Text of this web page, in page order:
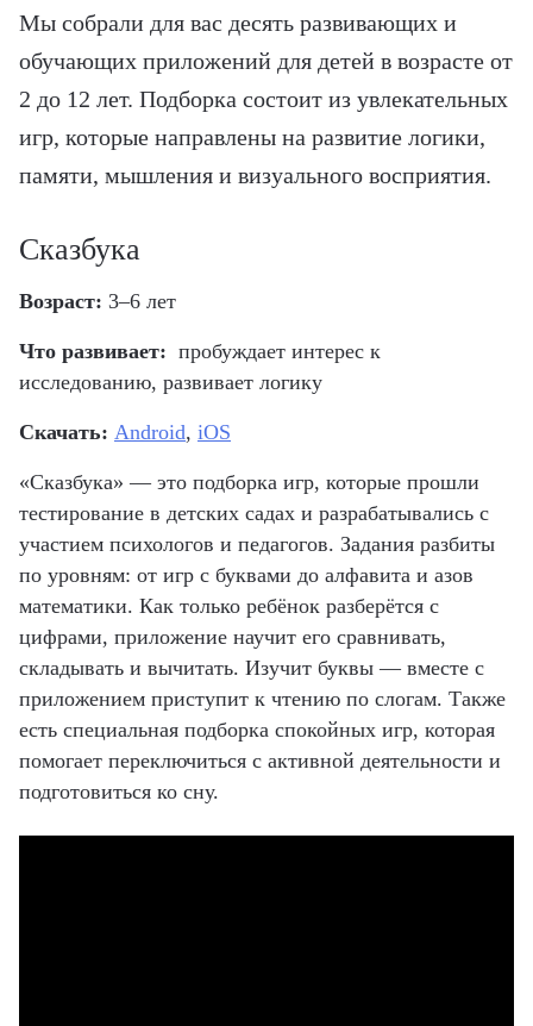
Мы собрали для вас десять развивающих и
обучающих приложений для детей в возрасте от
2 до 12 лет. Подборка состоит из увлекательных
игр, которые направлены на развитие логики,
памяти, мышления и визуального восприятия.
Сказбука
Возраст: 3–6 лет
Что развивает: пробуждает интерес к
исследованию, развивает логику
Скачать: Android, iOS
«Сказбука» — это подборка игр, которые прошли
тестирование в детских садах и разрабатывались с
участием психологов и педагогов. Задания разбиты
по уровням: от игр с буквами до алфавита и азов
математики. Как только ребёнок разберётся с
цифрами, приложение научит его сравнивать,
складывать и вычитать. Изучит буквы — вместе с
приложением приступит к чтению по слогам. Также
есть специальная подборка спокойных игр, которая
помогает переключиться с активной деятельности и
подготовиться ко сну.